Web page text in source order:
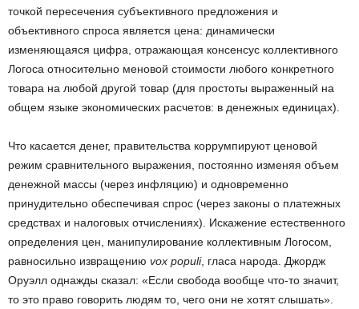
точкой пересечения субъективного предложения и
объективного спроса является цена: динамически
изменяющаяся цифра, отражающая консенсус коллективного
Логоса относительно меновой стоимости любого конкретного
товара на любой другой товар (для простоты выраженный на
общем языке экономических расчетов: в денежных единицах).
Что касается денег, правительства коррумпируют ценовой
режим сравнительного выражения, постоянно изменяя объем
денежной массы (через инфляцию) и одновременно
принудительно обеспечивая спрос (через законы о платежных
средствах и налоговых отчислениях). Искажение естественного
определения цен, манипулирование коллективным Логосом,
равносильно извращению vox populi, гласа народа. Джордж
Оруэлл однажды сказал: «Если свобода вообще что-то значит,
то это право говорить людям то, чего они не хотят слышать».